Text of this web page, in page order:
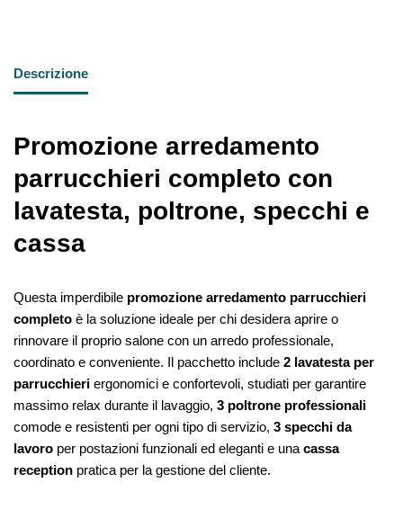
Descrizione
Promozione arredamento
parrucchieri completo con
lavatesta, poltrone, specchi e
cassa
Questa imperdibile promozione arredamento parrucchieri
completo è la soluzione ideale per chi desidera aprire o
rinnovare il proprio salone con un arredo professionale,
coordinato e conveniente. Il pacchetto include 2 lavatesta per
parrucchieri ergonomici e confortevoli, studiati per garantire
massimo relax durante il lavaggio, 3 poltrone professionali
comode e resistenti per ogni tipo di servizio, 3 specchi da
lavoro per postazioni funzionali ed eleganti e una cassa
reception pratica per la gestione del cliente.